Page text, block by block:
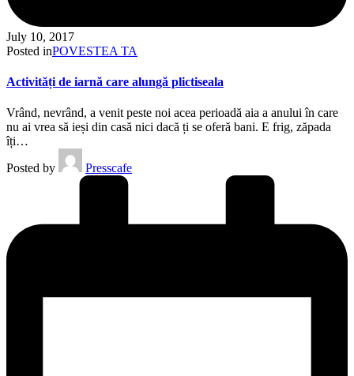
July 10, 2017
Posted inPOVESTEA TA
Activități de iarnă care alungă plictiseala
Vrând, nevrând, a venit peste noi acea perioadă aia a anului în care
nu ai vrea să ieși din casă nici dacă ți se oferă bani. E frig, zăpada
îți…
Posted by
Presscafe